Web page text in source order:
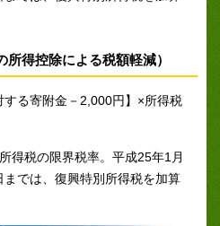
得控除による税額軽減）
する寄附金－2,000円】×所得税
得税の限界税率。平成25年1月
では、復興特別所得税を加算